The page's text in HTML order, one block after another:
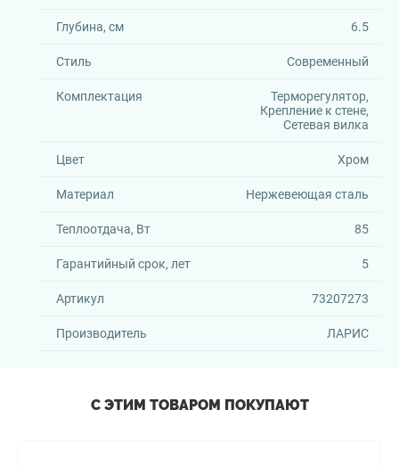
Глубина, см 6.5
Стиль Современный
Комплектация
Терморегулятор,
Крепление к стене,
Сетевая вилка
Цвет Хром
Материал Нержевеющая сталь
Теплоотдача, Вт 85
Гарантийный срок, лет 5
Артикул 73207273
Производитель ЛАРИС
С ЭТИМ ТОВАРОМ ПОКУПАЮТ